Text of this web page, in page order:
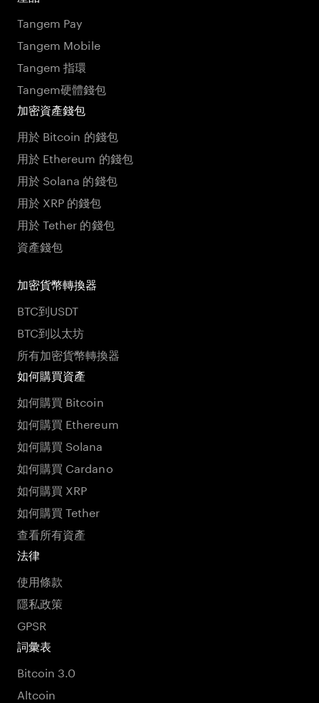
Tangem Pay
Tangem Mobile
Tangem 指環
Tangem硬體錢包
加密資產錢包
用於 Bitcoin 的錢包
用於 Ethereum 的錢包
用於 Solana 的錢包
用於 XRP 的錢包
用於 Tether 的錢包
資產錢包
加密貨幣轉換器
BTC到USDT
BTC到以太坊
所有加密貨幣轉換器
如何購買資產
如何購買 Bitcoin
如何購買 Ethereum
如何購買 Solana
如何購買 Cardano
如何購買 XRP
如何購買 Tether
查看所有資產
法律
使用條款
隱私政策
GPSR
詞彙表
Bitcoin 3.0
Altcoin